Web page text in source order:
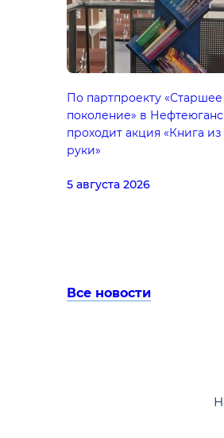
По партпроекту «Старшее
поколение» в
проходит акция «Книга из
руки»
5 августа 2026
Все новости